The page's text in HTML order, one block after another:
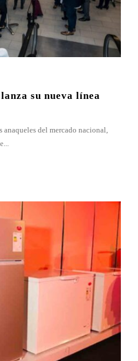
su nueva línea
anaqueles del mercado nacional,